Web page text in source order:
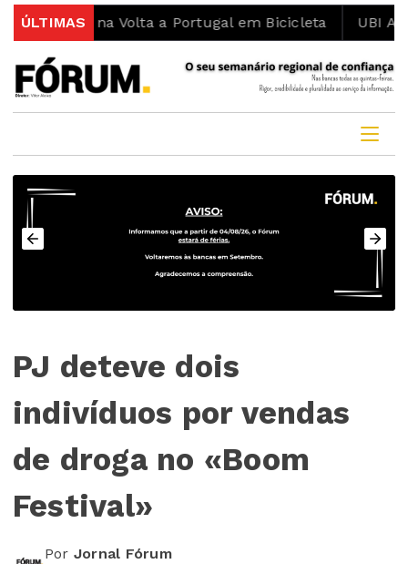
ÚLTIMAS
na Volta a Portugal em Bicicleta UBI
PJ deteve dois
indivíduos por vendas
de droga no «Boom
Festival»
Por Jornal Fórum